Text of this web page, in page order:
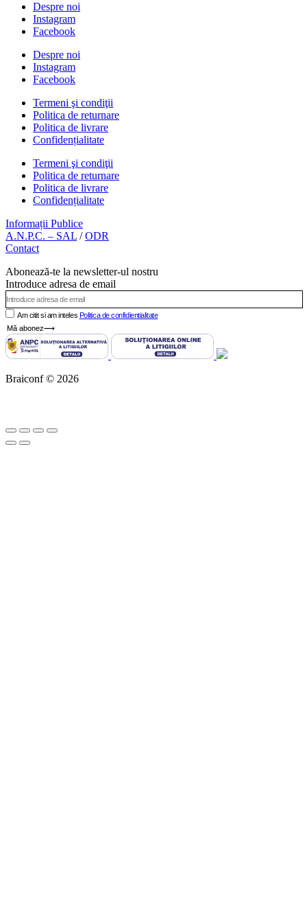
Despre noi
Instagram
Facebook
Despre noi
Instagram
Facebook
Termeni şi condiţii
Politica de returnare
Politica de livrare
Confidențialitate
Termeni şi condiţii
Politica de returnare
Politica de livrare
Confidențialitate
Informații Publice
A.N.P.C. – SAL /ODR
Contact
Abonează-te la newsletter-ul nostru
Introduce adresa de email
Am citit si am inteles Politica de confidientialitate
Mă abonez⟶
Braiconf © 2026